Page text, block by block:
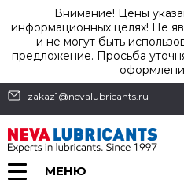
Внимание! Цены
информационных целях! Не
и не могут быть
предложение. Просьба
zakaz1@nevalubricants.ru
МЕНЮ